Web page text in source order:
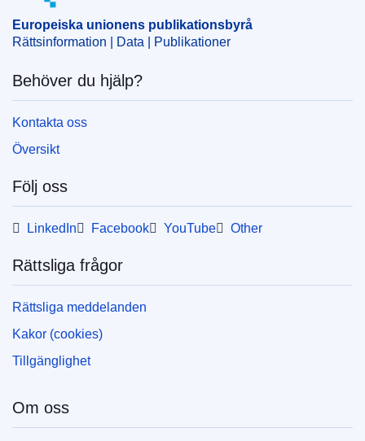
Den här publikationen finns för nedladdning i
webbformat (PDF) och i formatet (PDF/X) för
du skriver ut dina egna EU-publikationer finns i
avsnittet Vanliga frågor.
Europeiska unionens publikationsbyrå
Rättsinformation | Data | Publikationer
Behöver du hjälp?
Kontakta oss
Översikt
Följ oss
LinkedIn Facebook YouTube Other
Rättsliga frågor
Rättsliga meddelanden
Kakor (cookies)
Tillgänglighet
Om oss